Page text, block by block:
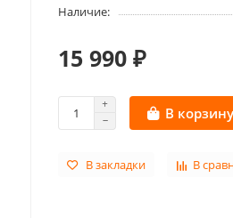
Наличие:
15 990 ₽
В корзину
В закладки В